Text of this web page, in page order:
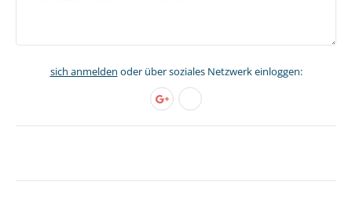
sich anmelden oder über soziales Netzwerk einloggen: